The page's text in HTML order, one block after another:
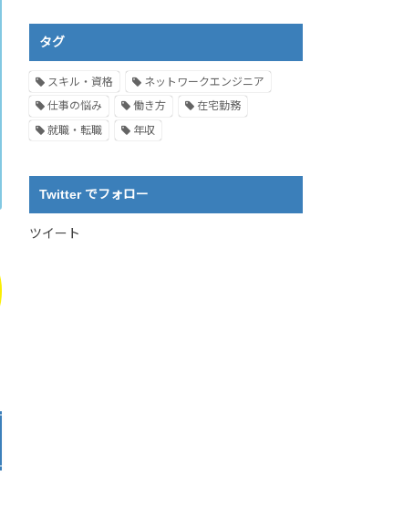
タグ
スキル・資格
ネットワークエンジニア
仕事の悩み
働き方
在宅勤務
就職・転職
年収
Twitter でフォロー
ツイート